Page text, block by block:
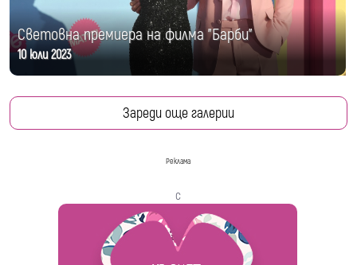
Световна премиера на филма "Барби"
10 юли 2023
Зареди още галерии
Реклама
с